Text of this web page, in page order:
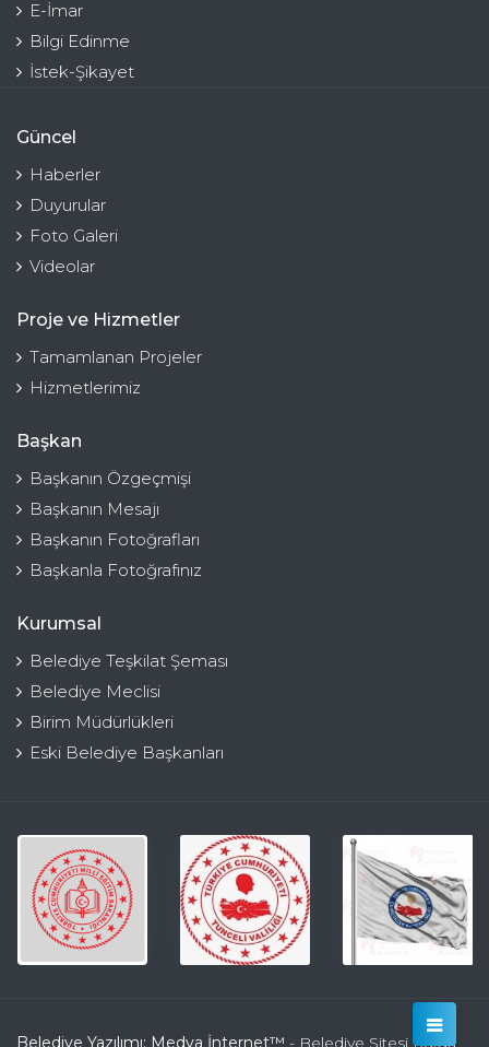
E-İmar
Bilgi Edinme
İstek-Şikayet
Güncel
Haberler
Duyurular
Foto Galeri
Videolar
Proje ve Hizmetler
Tamamlanan Projeler
Hizmetlerimiz
Başkan
Başkanın Özgeçmişi
Başkanın Mesajı
Başkanın Fotoğrafları
Başkanla Fotoğrafınız
Kurumsal
Belediye Teşkilat Şeması
Belediye Meclisi
Birim Müdürlükleri
Eski Belediye Başkanları
Belediye Yazılımı: Medya İnternet™ - Belediye Sitesi Kulga